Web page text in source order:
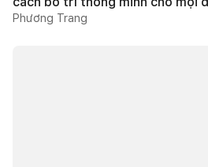
Phương Trang